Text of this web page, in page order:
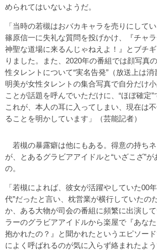
められてはいないようだ。
「当時の若槻はおバカキャラを売りにして
篠原信一に失礼な質問を投げかけ、『チャ
神聖な道場に来るんじゃねえよ！』とブチ
りました。また、2020年の番組では顔写真
性タレントについて“実名告発”（放送上は消
明美が女性タレントの集合写真で自分だけ
ことが話題を呼んでいただけに、“ほぼ確定”
これが、本人の耳に入ってしまい、現在は
ることを明かしています」（芸能記者）
若槻の暴露癖は他にもある。得意の持ち
が、とあるグラビアアイドルと“いざこざ”が
の。
「若槻によれば、彼女が活躍やしていた00
代”だったと言い、枕営業が横行していたの
か、ある大物が司会の番組に頻繁に出演し
ラーのグラビアアイドルから楽屋で『あな
抱かれたの？』と聞かれたというエピソー
によく呼ばれるのが気に入らず絡まれたよ